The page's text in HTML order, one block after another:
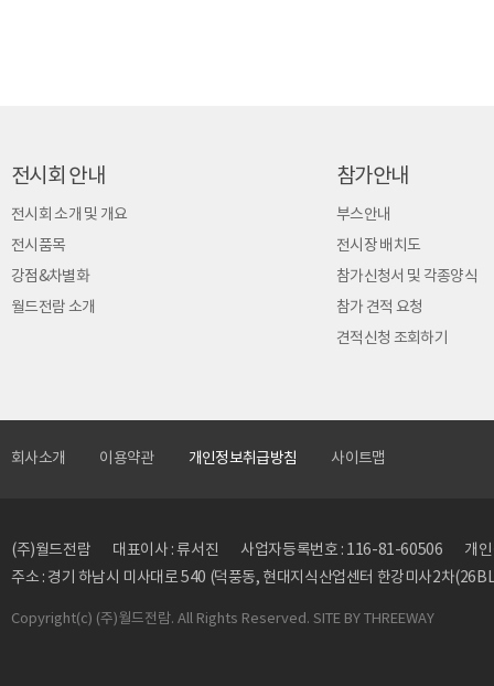
전시회 안내
전시회 소개 및 개요
전시품목
강점&차별화
월드전람 소개
참가안내
부스안내
전시장 배치도
참가신청서 및 각종양식
참가 견적 요청
견적신청 조회하기
회사소개 이용약관 개인정보취급방침 사이트맵
(주)월드전람 대표이사 : 류서진 사업자등록번호 : 116-81-60506
개
주소 : 경기 하남시 미사대로 540 (덕풍동, 현대지식산업센터 한강미사2차
Copyright(c) (주)월드전람. All Rights Reserved. SITE BY THREEWAY